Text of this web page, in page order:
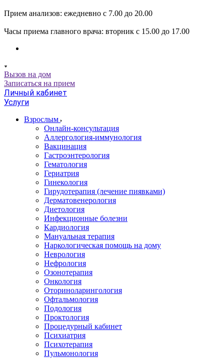
Прием анализов: ежедневно с 7.00 до 20.00
Часы приема главного врача: вторник с 15.00 до 17.00
Вызов на дом
Записаться на прием
Личный кабинет
Услуги
Взрослым
Онлайн-консультация
Аллергология-иммунология
Вакцинация
Гастроэнтерология
Гематология
Гериатрия
Гинекология
Гирудотерапия (лечение пиявками)
Дерматовенерология
Диетология
Инфекционные болезни
Кардиология
Мануальная терапия
Наркологическая помощь на дому
Неврология
Нефрология
Озонотерапия
Онкология
Оториноларингология
Офтальмология
Подология
Проктология
Процедурный кабинет
Психиатрия
Психотерапия
Пульмонология